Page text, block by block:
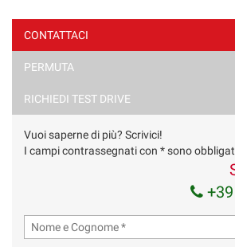
CONTATTACI
PERMUTA
RICHIEDI TEST DRIVE
Vuoi saperne di più? Scrivici!
I campi contrassegnati con * sono